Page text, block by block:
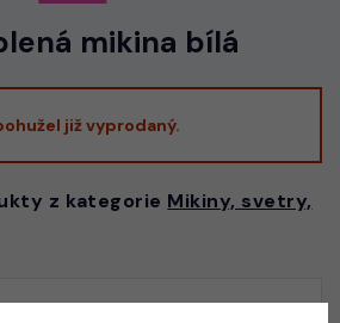
mikina bílá
již vyprodaný.
z kategorie Mikiny, svetry,